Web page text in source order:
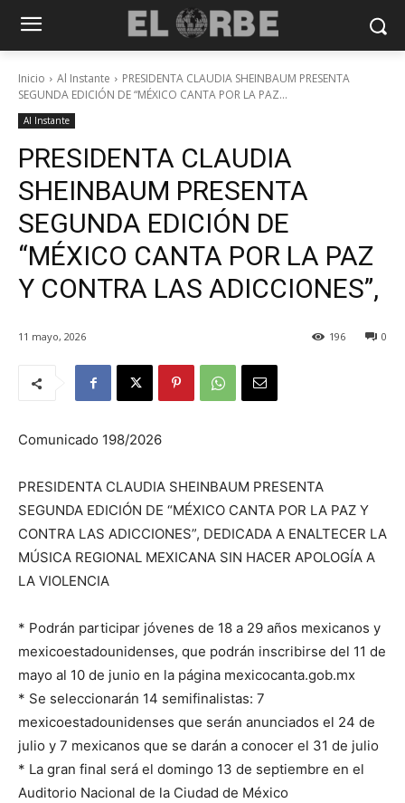
Inicio Al Instante
PRESIDENTA CLAUDIA SHEINBAUM PRESENTA
SEGUNDA EDICIÓN DE “MÉXICO CANTA POR LA PAZ...
Al Instante
PRESIDENTA CLAUDIA
SHEINBAUM PRESENTA
SEGUNDA EDICIÓN DE
“MÉXICO CANTA POR LA PAZ
Y CONTRA LAS ADICCIONES”,
11 mayo, 2026 0
196
Comunicado 198/2026
PRESIDENTA CLAUDIA SHEINBAUM PRESENTA
SEGUNDA EDICIÓN DE “MÉXICO CANTA POR LA PAZ Y
CONTRA LAS ADICCIONES”, DEDICADA A ENALTECER LA
MÚSICA REGIONAL MEXICANA SIN HACER APOLOGÍA A
LA VIOLENCIA
* Podrán participar jóvenes de 18 a 29 años mexicanos y
mexicoestadounidenses, que podrán inscribirse del 11 de
mayo al 10 de junio en la página mexicocanta.gob.mx
* Se seleccionarán 14 semifinalistas: 7
mexicoestadounidenses que serán anunciados el 24 de
julio y 7 mexicanos que se darán a conocer el 31 de julio
* La gran final será el domingo 13 de septiembre en el
Auditorio Nacional de la Ciudad de México